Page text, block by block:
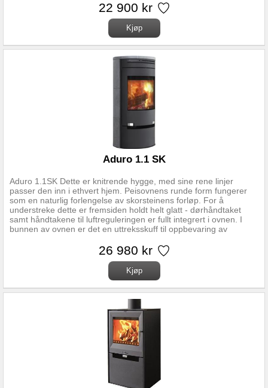
kW Driftsområde 3-9 kW Oppvarmningsareal 30-140 m2
22 900 kr
Aduro 1.1SK Dette er knitrende hygge, med sine rene linjer
passer den inn i ethvert hjem. Peisovnens runde form fungerer
som en naturlig forlengelse av skorsteinens forløp. For å
understreke dette er fremsiden holdt helt glatt - dørhåndtaket
samt håndtakene til luftreguleringen er fullt integrert i ovnen. I
bunnen av ovnen er det en uttreksskuff til oppbevaring av
kleberstein på sidene og toppen av ovnen. Kleberstein er et
dekorativt og funksjonelt naturprodukt og hver enkelt stein er unik
i farge og struktur. I tillegg har kleberstein den særlige
egenskapen at den opptar og avgir varme over lengre tid. Til
Aduro 1.1SK kan du kjøpe en spesiell gulvplate i to deler, der den
ene skal legges foran ovnen, og som lett kan fjernes og rengjøres
monteringsanvisning og regler for monteringsavstander.
Oppdatert versjon (07.03.2024) med regler gjeldende for Norge.
Nominell effekt 6,0 kW Driftsområde 3-9kW Oppvarmningsareal
30-140m2 Virkningsgrad 78 % Energiklasse A+ Røykrør diameter
topp/bak:Ø150 mm Mål (HxBxD): 104,5 x 50 x 45 cm Avstand fra
gulv til senter bakuttak:88,8 cm Avstand fra senter røykstuss til
Brennkammerbredde: 37 cm Vedlengde maks: 36 cm Vekt:113
Aduro 1.1 SK
26 980 kr